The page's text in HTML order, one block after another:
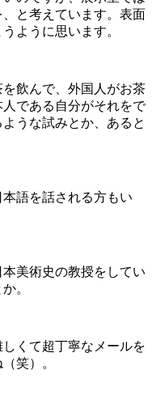
と考えています。表面
ように思います。
飲んで、外国人がお茶
である自分がそれをで
うな試みとか、あると
語を話される方もい
美術史の教授をしてい
。
くて超丁寧なメールを
笑）。